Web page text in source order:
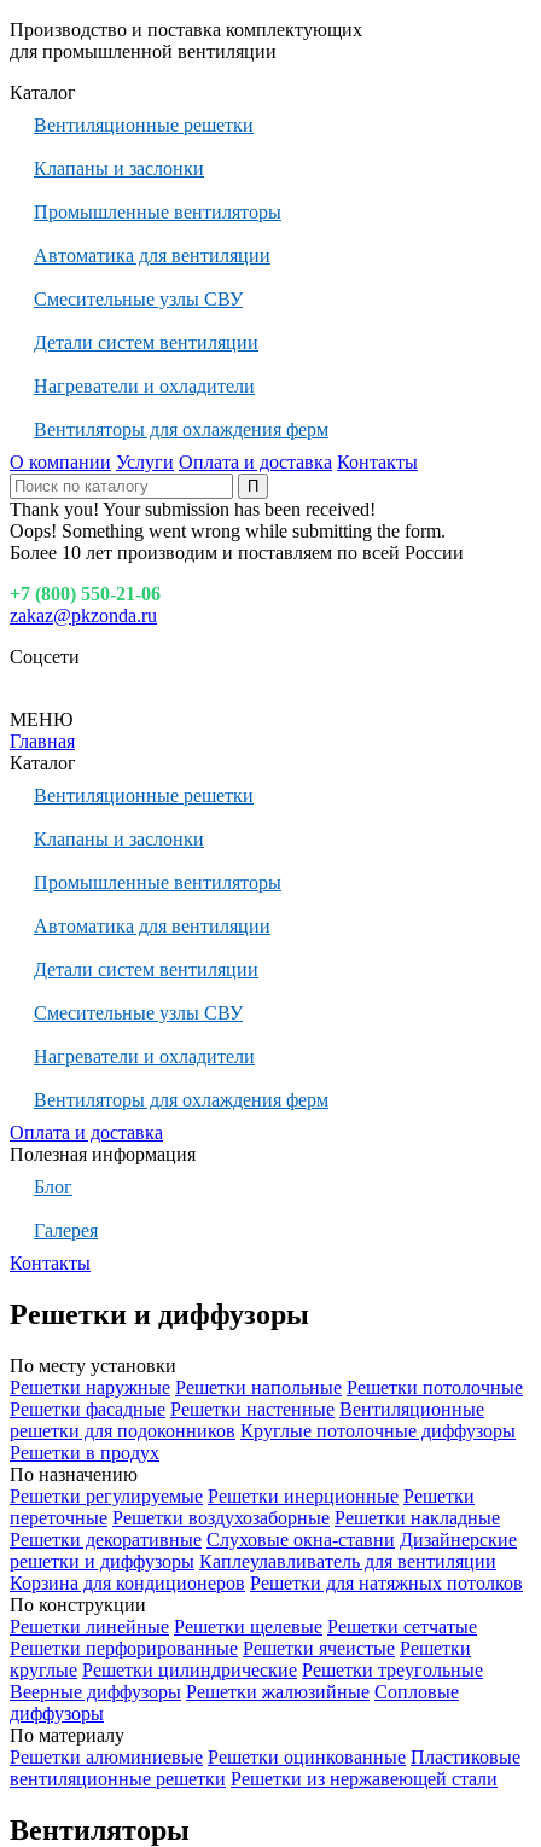
Производство и поставка комплектующих
для промышленной вентиляции
Каталог
Вентиляционные решетки
Клапаны и заслонки
Промышленные вентиляторы
Автоматика для вентиляции
Смесительные узлы СВУ
Детали систем вентиляции
Нагреватели и охладители
Вентиляторы для охлаждения ферм
О компании Услуги Оплата и доставка Контакты
Thank you! Your submission has been received!
Oops! Something went wrong while submitting the form.
Более 10 лет производим и поставляем по всей России
+7 (800) 550-21-06
zakaz@pkzonda.ru
Соцсети
МЕНЮ
Главная
Каталог
Вентиляционные решетки
Клапаны и заслонки
Промышленные вентиляторы
Автоматика для вентиляции
Детали систем вентиляции
Смесительные узлы СВУ
Нагреватели и охладители
Вентиляторы для охлаждения ферм
Оплата и доставка
Полезная информация
Блог
Галерея
Контакты
Решетки и диффузоры
По месту установки
Решетки наружные Решетки напольные Решетки потолочные
Решетки фасадные Решетки настенные Вентиляционные
решетки для подоконников Круглые потолочные диффузоры
Решетки в продух
По назначению
Решетки регулируемые Решетки инерционные Решетки
переточные Решетки воздухозаборные Решетки накладные
Решетки декоративные Слуховые окна-ставни Дизайнерские
решетки и диффузоры Каплеулавливатель для вентиляции
Корзина для кондиционеров Решетки для натяжных потолков
По конструкции
Решетки линейные Решетки щелевые Решетки сетчатые
Решетки перфорированные Решетки ячеистые Решетки
круглые Решетки цилиндрические Решетки треугольные
Веерные диффузоры Решетки жалюзийные Сопловые
диффузоры
По материалу
Решетки алюминиевые Решетки оцинкованные Пластиковые
вентиляционные решетки Решетки из нержавеющей стали
Вентиляторы